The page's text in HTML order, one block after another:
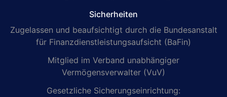
Sicherheiten
Zugelassen und beaufsichtigt durch die Bundesanstalt
für Finanzdienstleistungsaufsicht (BaFin)
Mitglied im Verband unabhängiger
Vermögensverwalter (VuV)
Gesetzliche Sicherungseinrichtung: